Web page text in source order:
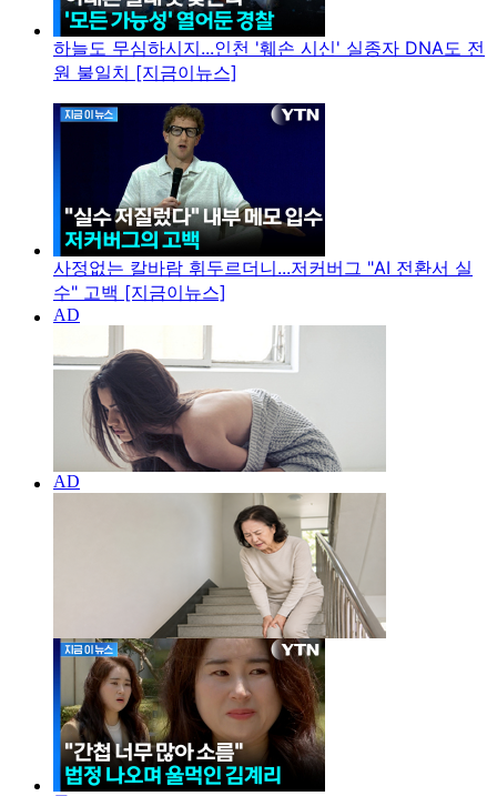
하늘도 무심하시지...인천 '훼손 시신' 실종자 DNA도 전
원 불일치 [지금이뉴스]
사정없는 칼바람 휘두르더니...저커버그 "AI 전환서 실
수" 고백 [지금이뉴스]